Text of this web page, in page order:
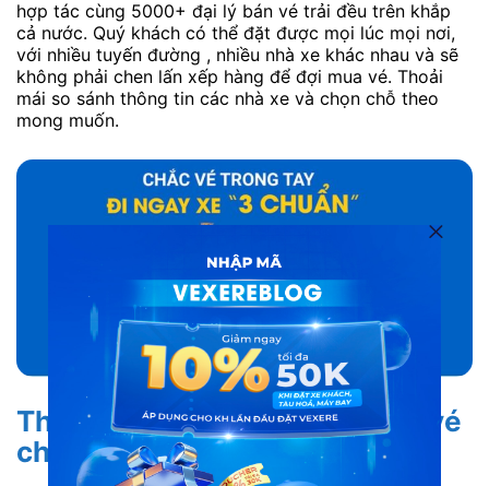
hợp tác cùng 5000+ đại lý bán vé trải đều trên khắp
cả nước. Quý khách có thể đặt được mọi lúc mọi nơi,
với nhiều tuyến đường , nhiều nhà xe khác nhau và sẽ
không phải chen lấn xếp hàng để đợi mua vé. Thoải
mái so sánh thông tin các nhà xe và chọn chỗ theo
mong muốn.
Thông tin đa dạng, cụ thể, giá vé
chính xác